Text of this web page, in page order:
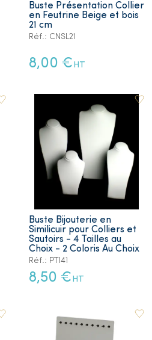
Buste Présentation Collier
en Feutrine Beige et bois
21 cm
Réf.: CNSL21
8,00 € HT
Buste Bijouterie en
Similicuir pour Colliers et
Sautoirs - 4 Tailles au
Choix - 2 Coloris Au Choix
Réf.: PT141
8,50 € HT